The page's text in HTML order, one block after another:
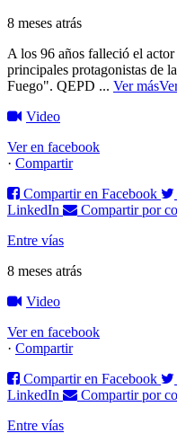
8 meses atrás
A los 96 años falleció el
principales protagonistas de
Fuego". QEPD ... Ver más
Video
Ver en facebook
· Compartir
Compartir en Facebook
LinkedIn
Compartir por
Entre vías
8 meses atrás
Video
Ver en facebook
· Compartir
Compartir en Facebook
LinkedIn
Compartir por
Entre vías